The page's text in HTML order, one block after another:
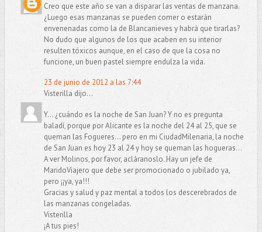
Creo que este año se van a disparar las ventas de manzana.
¿Luego esas manzanas se pueden comer o estarán
envenenadas como la de Blancanieves y habrá que tirarlas?
No dudo que algunos de los que acaben en su interior
resulten tóxicos aunque, en el caso de que la cosa no
funcione, un buen pastel siempre endulza la vida.
23 de junio de 2012 a las 7:44
Visterilla dijo...
Y... ¿cuándo es la noche de San Juan? Y no es pregunta
baladí, porque por Alicante es la noche del 24 al 25, que se
queman las Fogueres... pero en mi CiudadMilenaria, la noche
de San Juan es hoy 23 al 24 y hoy se queman las hogueras...
A ver Molinos, por favor, acláranoslo. Hay un jefe de
MaridoViajero que debe ser promocionado o jubilado ya,
pero ¡¡ya, ya!!!
Gracias y salud y paz mental a todos los descerebrados de
las manzanas congeladas.
Visterilla
¡A tus pies!